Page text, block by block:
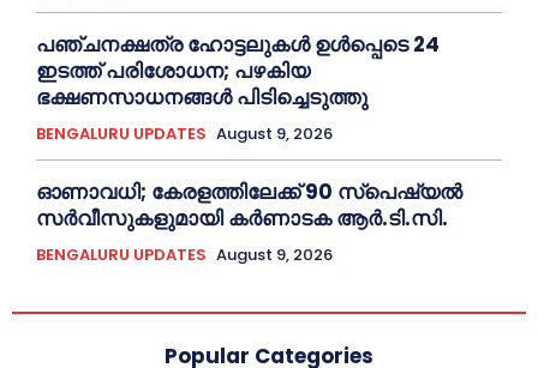
പഞ്ചനക്ഷത്ര ഹോട്ടലുകള്‍ ഉൾപ്പെടെ 24
ഇടത്ത് പരിശോധന; പഴകിയ
ഭക്ഷണസാധനങ്ങൾ പിടിച്ചെടുത്തു
BENGALURU UPDATES August 9, 2026
ഓണാവധി; കേരളത്തിലേക്ക് 90 സ്പെഷ്യല്‍
സർവീസുകളുമായി കർണാടക ആർ.ടി.സി.
BENGALURU UPDATES August 9, 2026
Popular Categories